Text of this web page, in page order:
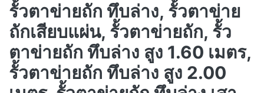
รั้วตาข่ายถัก ทึบล่าง, รั้วตาข่าย
ถักเสียบแผ่น, รั้วตาข่ายถัก, รั้ว
ตาข่ายถัก ทึบล่าง สูง 1.60 เมตร,
รั้วตาข่ายถัก ทึบล่าง สูง 2.00